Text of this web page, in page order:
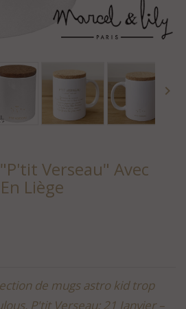

Verseau" Avec
Liège
de mugs astro kid trop
P'tit Verseau: 21 Janvier –